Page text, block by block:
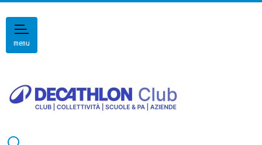
menu